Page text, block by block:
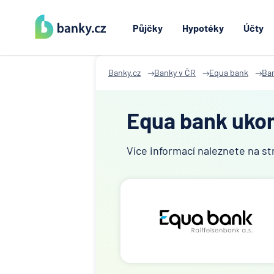
Půjčky Hypotéky Účty
Banky.cz Banky v ČR Equa bank
Equa bank
Více informací naleznete na